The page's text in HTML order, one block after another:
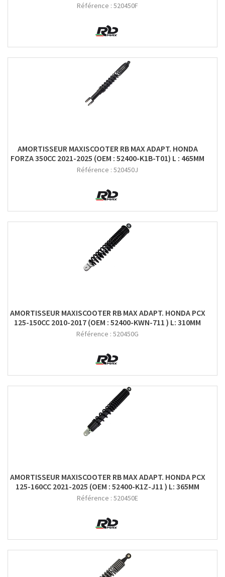
Référence : 520450F
AMORTISSEUR MAXISCOOTER RB MAX ADAPT. HONDA
FORZA 350CC 2021-2025 (OEM : 52400-K1B-T01) L : 465MM
Référence : 520450J
AMORTISSEUR MAXISCOOTER RB MAX ADAPT. HONDA PCX
125-150CC 2010-2017 (OEM : 52400-KWN-711 ) L: 310MM
Référence : 520450G
AMORTISSEUR MAXISCOOTER RB MAX ADAPT. HONDA PCX
125-160CC 2021-2025 (OEM : 52400-K1Z-J11 ) L: 365MM
Référence : 520450E